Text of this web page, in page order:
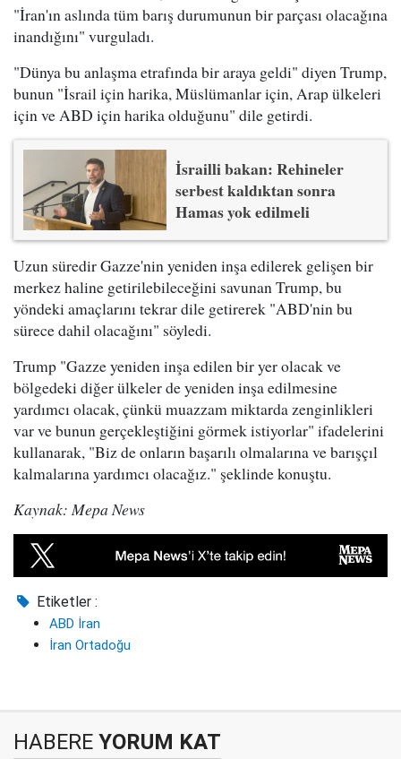
"İran'ın aslında tüm barış durumunun bir parçası olacağına
inandığını" vurguladı.
"Dünya bu anlaşma etrafında bir araya geldi" diyen Trump,
bunun "İsrail için harika, Müslümanlar için, Arap ülkeleri
için ve ABD için harika olduğunu" dile getirdi.
İsrailli bakan: Rehineler
serbest kaldıktan sonra
Hamas yok edilmeli
Uzun süredir Gazze'nin yeniden inşa edilerek gelişen bir
merkez haline getirilebileceğini savunan Trump, bu
yöndeki amaçlarını tekrar dile getirerek "ABD'nin bu
sürece dahil olacağını" söyledi.
Trump "Gazze yeniden inşa edilen bir yer olacak ve
bölgedeki diğer ülkeler de yeniden inşa edilmesine
yardımcı olacak, çünkü muazzam miktarda zenginlikleri
var ve bunun gerçekleştiğini görmek istiyorlar" ifadelerini
kullanarak, "Biz de onların başarılı olmalarına ve barışçıl
kalmalarına yardımcı olacağız." şeklinde konuştu.
Kaynak: Mepa News
Etiketler :
ABD İran
İran Ortadoğu
HABERE YORUM KAT